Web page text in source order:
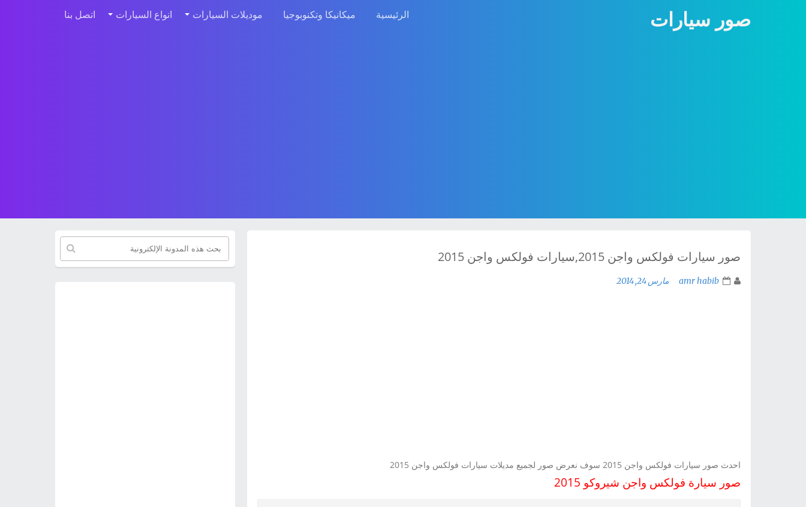
صور سيارات الرئيسية ميكانيكا وتكنوبوجيا موديلات السيارات انواع السيارات اتصل بنا
صور سيارات فولكس واجن 2015,سيارات فولكس واجن 2015
amr habib مارس 24, 2014
احدث صور سيارات فولكس واجن 2015 سوف نعرض صور لجميع مديلات سيارات فولكس واجن 2015
صور سيارة فولكس واجن شيروكو 2015